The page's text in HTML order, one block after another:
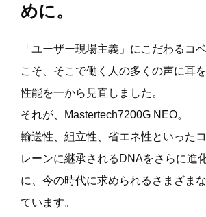
めに。
「ユーザー現場主義」にこだわるコ
こそ、 そこで働く人の多くの声に耳
性能を一から見直しました。
それが、Mastertech7200G NEO。
輸送性、組立性、省エネ性といった
レーンに継承されるDNAをさらに進
に、 今の時代に求められるさまざま
ています。